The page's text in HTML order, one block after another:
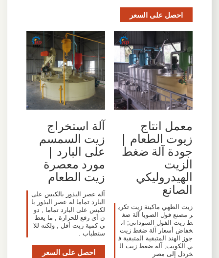
احصل على السعر
معمل انتاج
زيوت الطعام |
جودة آلة ضغط
الزيت
الهيدروليكي
الصانع
زيت الطهي ماكينة زيت تكري
ر مصنع فول الصويا آلة ضغ
ط زيت الفول السوداني; ان
خفاض أسعار آلة ضغط زيت
جوز الهند المتبقية المتبقية ف
ي الكويت; آلة ضغط زيت ال
خردل إلى مصر
آلة استخراج
زيت السمسم
على البارد |
مورد معصرة
زيت الطعام
‫آلة عصر البذور بالكبس على
البارد تماما‬‎ لة عصر البذور با
لكبس على البارد تماما , دو
ن أي رفع للحرارة , ما يعط
ي كمية زيت أقل , ولكنه للا
ستطباب .
احصل على السعر